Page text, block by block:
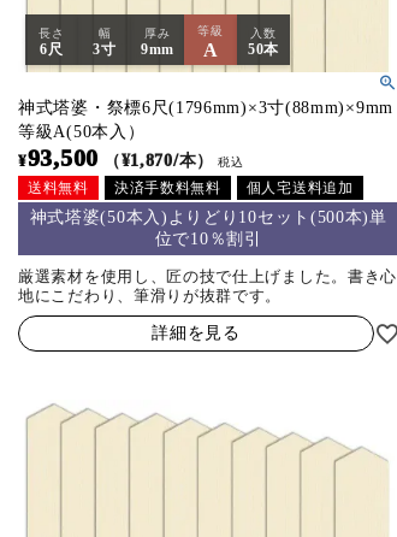
お問い合わせ
長さ
6尺
幅
3寸
厚み
9mm
等級
A
入数
50本
神式塔婆・祭標6尺(1796mm)×3寸(88mm)×9mm
等級A(50本入）
¥93,500 （¥1,870/本） 税込
送料無料 決済手数料無料 個人宅送料追加
神式塔婆(50本入)よりどり10セット(500本)単
位で10％割引
厳選素材を使用し、匠の技で仕上げました。書き心
地にこだわり、筆滑りが抜群です。
詳細を見る